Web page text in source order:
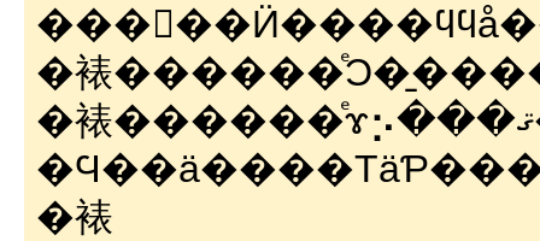
�裱
�裱������ͤɤ⡢���ޤ����Ʊν������äƤ뤫
�裱